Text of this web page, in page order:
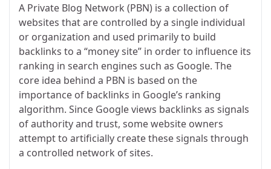
A Private Blog Network (PBN) is a collection of
websites that are controlled by a single individual
or organization and used primarily to build
backlinks to a “money site” in order to influence its
ranking in search engines such as Google. The
core idea behind a PBN is based on the
importance of backlinks in Google’s ranking
algorithm. Since Google views backlinks as signals
of authority and trust, some website owners
attempt to artificially create these signals through
a controlled network of sites.